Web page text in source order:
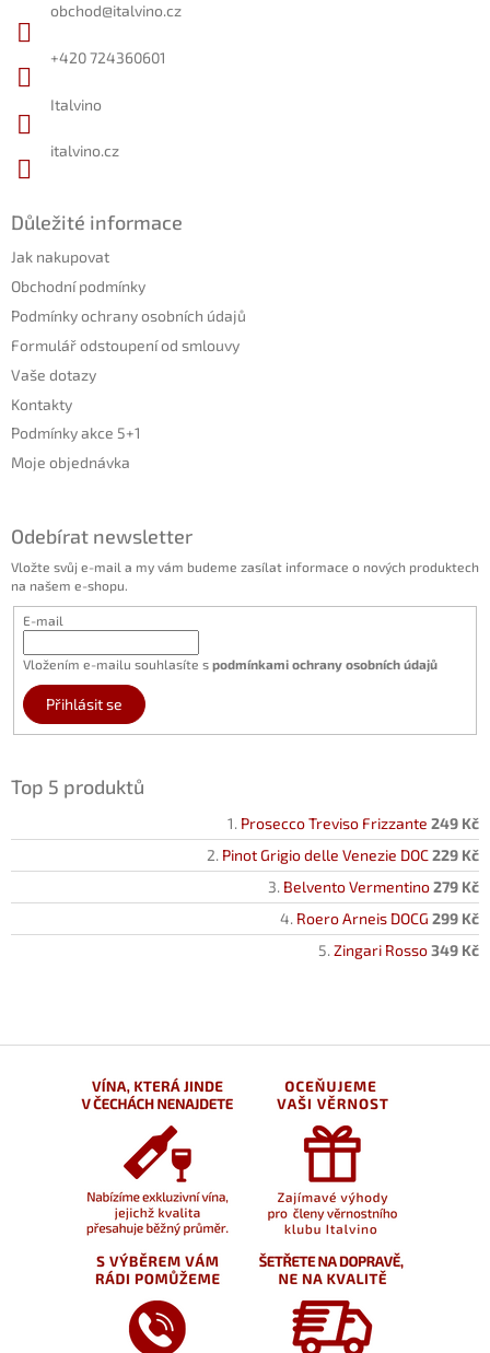
obchod@italvino.cz
+420 724360601
Italvino
italvino.cz
Důležité informace
Jak nakupovat
Obchodní podmínky
Podmínky ochrany osobních údajů
Formulář odstoupení od smlouvy
Vaše dotazy
Kontakty
Podmínky akce 5+1
Moje objednávka
Odebírat newsletter
Vložte svůj e-mail a my vám budeme zasílat informace o nových produktech
na našem e-shopu.
E-mail
Vložením e-mailu souhlasíte s podmínkami ochrany osobních údajů
Přihlásit se
Top 5 produktů
Prosecco Treviso Frizzante 249 Kč
Pinot Grigio delle Venezie DOC229 Kč
Belvento Vermentino279 Kč
Roero Arneis DOCG 299 Kč
Zingari Rosso349 Kč